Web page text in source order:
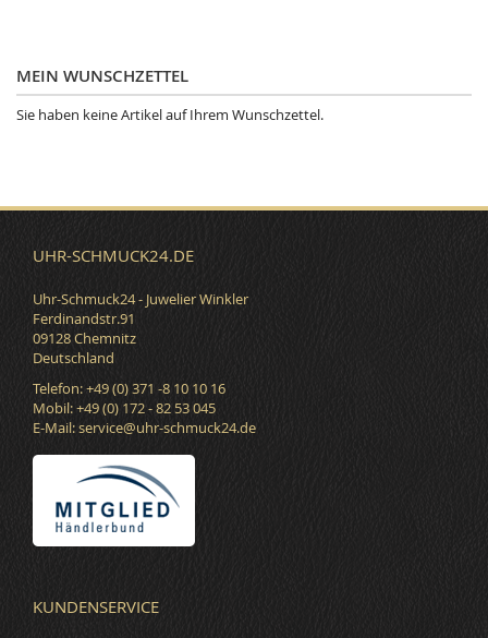
MEIN WUNSCHZETTEL
Sie haben keine Artikel auf Ihrem Wunschzettel.
UHR-SCHMUCK24.DE
Uhr-Schmuck24 - Juwelier Winkler
Ferdinandstr.91
09128 Chemnitz
Deutschland
Telefon: +49 (0) 371 -8 10 10 16
Mobil: +49 (0) 172 - 82 53 045
E-Mail:service@uhr-schmuck24.de
KUNDENSERVICE